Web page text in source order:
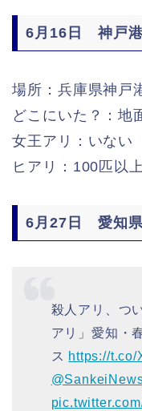
6月16日 神戸港
場所：兵庫県神戸
どこにいた？：地
女王アリ：いない
ヒアリ：100匹以上
6月27日 愛知
殺人アリ、つ
アリ」愛知・
ス https://t.co/